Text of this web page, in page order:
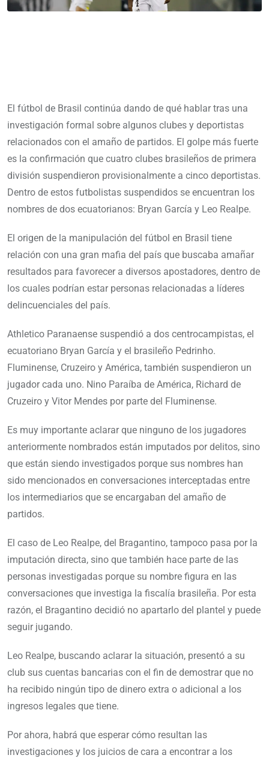
El fútbol de Brasil continúa dando de qué hablar tras una
investigación formal sobre algunos clubes y deportistas
relacionados con el amaño de partidos. El golpe más fuerte
es la confirmación que cuatro clubes brasileños de primera
división suspendieron provisionalmente a cinco deportistas.
Dentro de estos futbolistas suspendidos se encuentran los
nombres de dos ecuatorianos: Bryan García y Leo Realpe.
El origen de la manipulación del fútbol en Brasil tiene
relación con una gran mafia del país que buscaba amañar
resultados para favorecer a diversos apostadores, dentro de
los cuales podrían estar personas relacionadas a líderes
delincuenciales del país.
Athletico Paranaense suspendió a dos centrocampistas, el
ecuatoriano Bryan García y el brasileño Pedrinho.
Fluminense, Cruzeiro y América, también suspendieron un
jugador cada uno. Nino Paraíba de América, Richard de
Cruzeiro y Vitor Mendes por parte del Fluminense.
Es muy importante aclarar que ninguno de los jugadores
anteriormente nombrados están imputados por delitos, sino
que están siendo investigados porque sus nombres han
sido mencionados en conversaciones interceptadas entre
los intermediarios que se encargaban del amaño de
partidos.
El caso de Leo Realpe, del Bragantino, tampoco pasa por la
imputación directa, sino que también hace parte de las
personas investigadas porque su nombre figura en las
conversaciones que investiga la fiscalía brasileña. Por esta
razón, el Bragantino decidió no apartarlo del plantel y puede
seguir jugando.
Leo Realpe, buscando aclarar la situación, presentó a su
club sus cuentas bancarias con el fin de demostrar que no
ha recibido ningún tipo de dinero extra o adicional a los
ingresos legales que tiene.
Por ahora, habrá que esperar cómo resultan las
investigaciones y los juicios de cara a encontrar a los